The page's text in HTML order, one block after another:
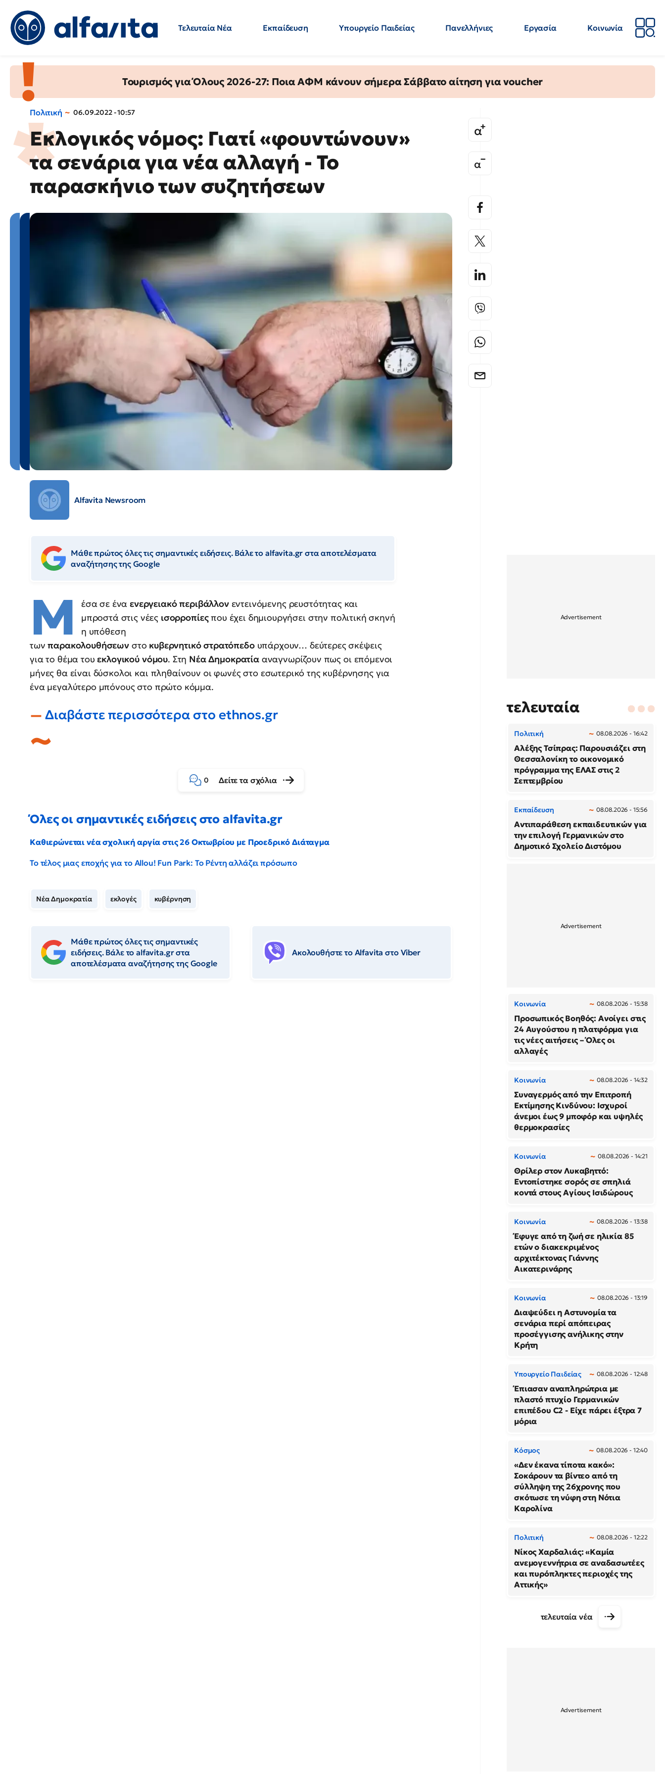
Τελευταία Νέα Εκπαίδευση Υπουργείο Παιδείας Πανελλήνιες Εργασία
Κοινωνία
Τουρισμός για Όλους 2026-27: Ποια ΑΦΜ κάνουν σήμερα Σάββατο αίτηση για voucher
Πολιτική 06.09.2022 - 10:57
Εκλογικός νόμος: Γιατί «φουντώνουν»
τα σενάρια για νέα αλλαγή - Το
παρασκήνιο των συζητήσεων
Alfavita Newsroom
Μάθε πρώτος όλες τις σημαντικές ειδήσεις. Βάλε το alfavita.gr στα αποτελέσματα
αναζήτησης της Google
Μ έσα σε έναενεργειακό περιβάλλονεντεινόμενης ρευστότητας και
μπροστά στις νέες ισορροπίεςπου έχει δημιουργήσει στην πολιτική σκηνή
η υπόθεση
τωνπαρακολουθήσεωνστο κυβερνητικό στρατόπεδουπάρχουν… δεύτερες σκέψεις
για το θέμα τουεκλογικού νόμου. Στη Νέα Δημοκρατίααναγνωρίζουν πως οι επόμενοι
μήνες θα είναι δύσκολοι και πληθαίνουν οι φωνές στο εσωτερικό της κυβέρνησης για
ένα μεγαλύτερο μπόνους στο πρώτο κόμμα.
Διαβάστε περισσότερα στο ethnos.gr
0 Δείτε τα σχόλια
Όλες οι σημαντικές ειδήσεις στο alfavita.gr
Καθιερώνεται νέα σχολική αργία στις 26 Οκτωβρίου με Προεδρικό Διάταγμα
Το τέλος μιας εποχής για το Allou! Fun Park: Το Ρέντη αλλάζει πρόσωπο
Νέα Δημοκρατία εκλογές κυβέρνηση
Μάθε πρώτος όλες τις σημαντικές
ειδήσεις. Βάλε το alfavita.gr στα
αποτελέσματα αναζήτησης της Google
Ακολουθήστε το Αlfavita στο Viber
τελευταία
Πολιτική 08.08.2026 - 16:42
Αλέξης Τσίπρας: Παρουσιάζει στη
Θεσσαλονίκη το οικονομικό
πρόγραμμα της ΕΛΑΣ στις 2
Σεπτεμβρίου
Εκπαίδευση 08.08.2026 - 15:56
Αντιπαράθεση εκπαιδευτικών για
την επιλογή Γερμανικών στο
Δημοτικό Σχολείο Διστόμου
Κοινωνία 08.08.2026 - 15:38
Προσωπικός Βοηθός: Ανοίγει στις
24 Αυγούστου η πλατφόρμα για
τις νέες αιτήσεις – Όλες οι
αλλαγές
Κοινωνία 08.08.2026 - 14:32
Συναγερμός από την Επιτροπή
Εκτίμησης Κινδύνου: Ισχυροί
άνεμοι έως 9 μποφόρ και υψηλές
θερμοκρασίες
Κοινωνία 08.08.2026 - 14:21
Θρίλερ στον Λυκαβηττό:
Εντοπίστηκε σορός σε σπηλιά
κοντά στους Αγίους Ισιδώρους
Κοινωνία 08.08.2026 - 13:38
Έφυγε από τη ζωή σε ηλικία 85
ετών ο διακεκριμένος
αρχιτέκτονας Γιάννης
Αικατερινάρης
Κοινωνία 08.08.2026 - 13:19
Διαψεύδει η Αστυνομία τα
σενάρια περί απόπειρας
προσέγγισης ανήλικης στην
Κρήτη
Υπουργείο Παιδείας 08.08.2026 - 12:48
Έπιασαν αναπληρώτρια με
πλαστό πτυχίο Γερμανικών
επιπέδου C2 - Είχε πάρει έξτρα 7
μόρια
Κόσμος 08.08.2026 - 12:40
«Δεν έκανα τίποτα κακό»:
Σοκάρουν τα βίντεο από τη
σύλληψη της 26χρονης που
σκότωσε τη νύφη στη Νότια
Καρολίνα
Πολιτική 08.08.2026 - 12:22
Νίκος Χαρδαλιάς: «Καμία
ανεμογεννήτρια σε αναδασωτέες
και πυρόπληκτες περιοχές της
Αττικής»
τελευταία νέα